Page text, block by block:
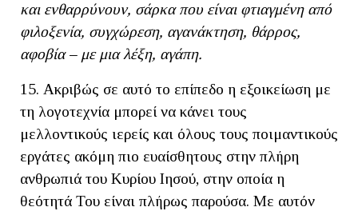
και ενθαρρύνουν, σάρκα που είναι φτιαγμένη από
φιλοξενία, συγχώρεση, αγανάκτηση, θάρρος,
αφοβία – με μια λέξη, αγάπη.
15. Ακριβώς σε αυτό το επίπεδο η εξοικείωση με
τη λογοτεχνία μπορεί να κάνει τους
μελλοντικούς ιερείς και όλους τους ποιμαντικούς
εργάτες ακόμη πιο ευαίσθητους στην πλήρη
ανθρωπιά του Κυρίου Ιησού, στην οποία η
θεότητά Του είναι πλήρως παρούσα. Με αυτόν